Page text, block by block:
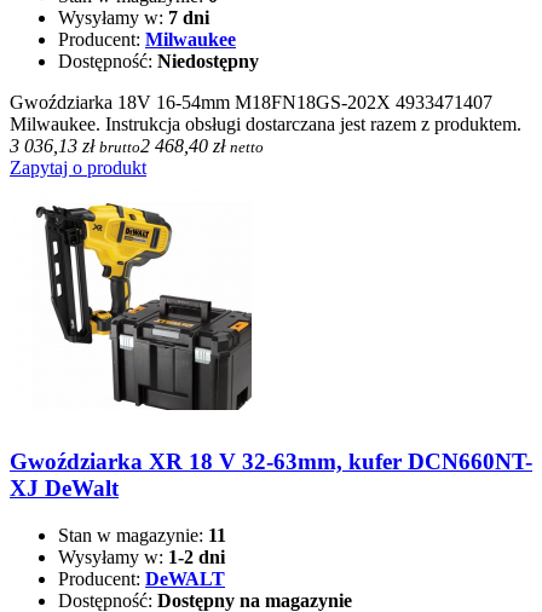
Wysyłamy w: 7 dni
Producent: Milwaukee
Dostępność: Niedostępny
Gwoździarka 18V 16-54mm M18FN18GS-202X 4933471407
Milwaukee. Instrukcja obsługi dostarczana jest razem z produktem.
3 036,13 zł brutto2 468,40 zł netto
Zapytaj o produkt
Gwoździarka XR 18 V 32-63mm, kufer DCN660NT-
XJ DeWalt
Stan w magazynie: 11
Wysyłamy w: 1-2 dni
Producent: DeWALT
Dostępność: Dostępny na magazynie